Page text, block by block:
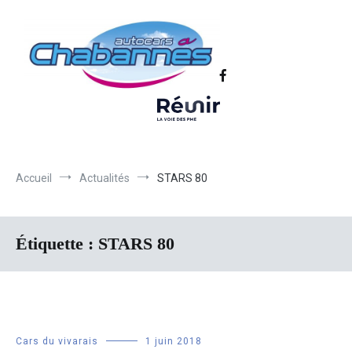
Autocars Chabannes | Transport en
Transport scolaire, Transports de personnel en Drôme Ardèche,
Transport touristique France et Europe
Accueil Actualités STARS 80
Étiquette : STARS 80
Cars du vivarais 1 juin 2018